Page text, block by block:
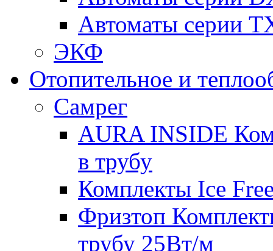
Автоматы серии
ЭКФ
Отопительное и
Самрег
AURA INSIDE
в трубу
Комплекты Ice
Фризтоп
трубу 25Вт/м